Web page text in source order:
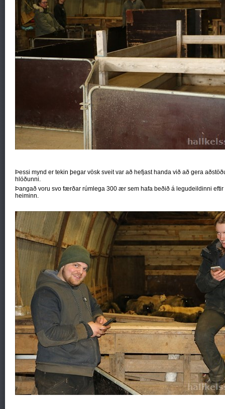
Þessi mynd er tekin þegar vösk sveit var að hefjast handa við að gera
hlöðunni.
Þangað voru svo færðar rúmlega 300 ær sem hafa beðið á legudeildinni
heiminn.